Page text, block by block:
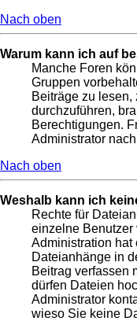
Nach oben
Warum kann ich auf
Manche Foren
Gruppen
Beiträge zu
durchzuführen,
Berechtigungen.
Administrator
Nach oben
Weshalb kann ich
Rechte für
einzelne Benutzer
Administration hat
Dateianhänge in
Beitrag verfassen
dürfen Dateien
Administrator
wieso Sie keine